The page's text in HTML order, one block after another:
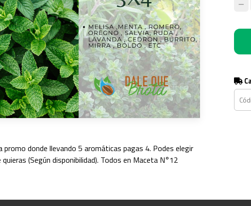
donde llevando 5 aromáticas pagas 4. Podes elegir
(Según disponibilidad). Todos en Maceta N°12